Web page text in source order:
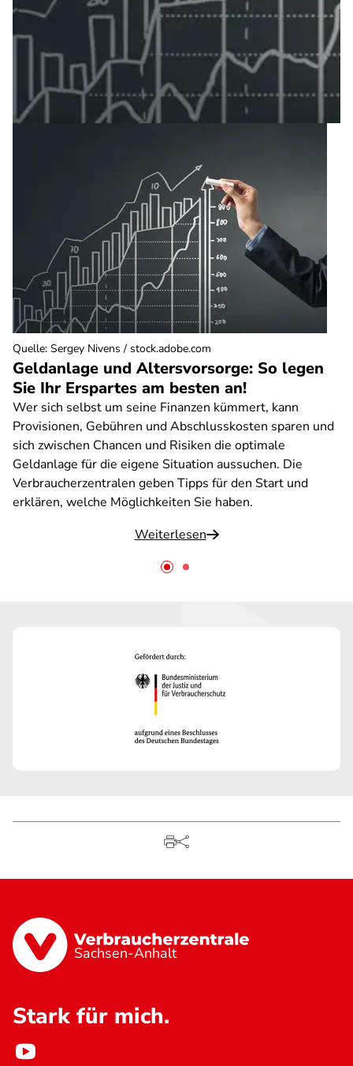
Geldanlage und Altersvorsorge: So legen
Sie Ihr Erspartes am besten an!
Wer sich selbst um seine Finanzen kümmert, kann
Provisionen, Gebühren und Abschlusskosten sparen und
sich zwischen Chancen und Risiken die optimale
Geldanlage für die eigene Situation aussuchen. Die
Verbraucherzentralen geben Tipps für den Start und
erklären, welche Möglichkeiten Sie haben.
Weiterlesen
Quelle: Sergey Nivens / stock.adobe.com
Sachsen-Anhalt
Stark für mich.